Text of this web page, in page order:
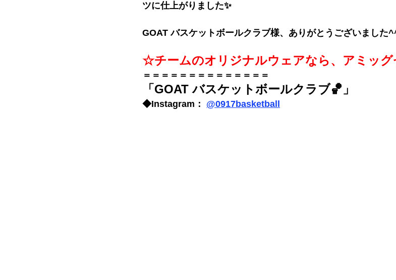
ツに仕上がりました✨
GOAT バスケットボールクラブ様、ありがとうございました
☆チームのオリジナルウェアなら、アミッ
＝＝＝＝＝＝＝＝＝＝＝＝＝＝
「GOAT バスケットボールクラブ🏀」
◆Instagram： @0917basketball